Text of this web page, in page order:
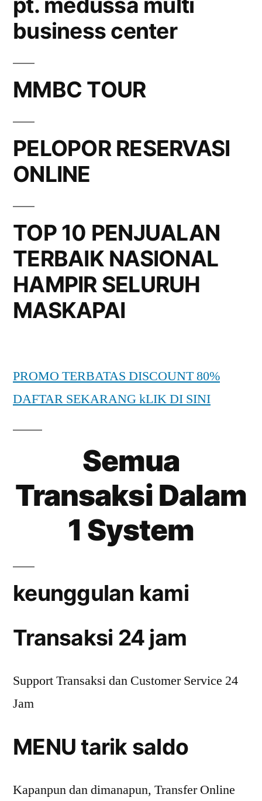
business center
MMBC TOUR
PELOPOR RESERVASI
ONLINE
TOP 10 PENJUALAN
TERBAIK NASIONAL
HAMPIR SELURUH
MASKAPAI
PROMO TERBATAS DISCOUNT 80%
DAFTAR SEKARANG kLIK DI SINI
Semua
Transaksi Dalam
1 System
keunggulan kami
Transaksi 24 jam
Support Transaksi dan Customer Service 24
Jam
MENU tarik saldo
Kapanpun dan dimanapun, Transfer Online